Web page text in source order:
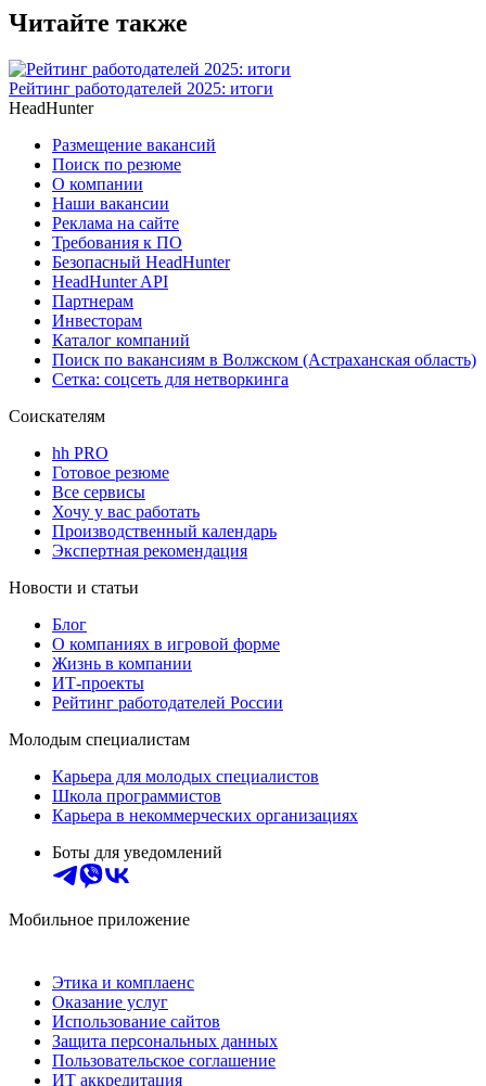
Читайте также
Рейтинг работодателей 2025: итоги
HeadHunter
Размещение вакансий
Поиск по резюме
О компании
Наши вакансии
Реклама на сайте
Требования к ПО
Безопасный HeadHunter
HeadHunter API
Партнерам
Инвесторам
Каталог компаний
Поиск по вакансиям в Волжском (Астраханская область)
Сетка: соцсеть для нетворкинга
Соискателям
hh PRO
Готовое резюме
Все сервисы
Хочу у вас работать
Производственный календарь
Экспертная рекомендация
Новости и статьи
Блог
О компаниях в игровой форме
Жизнь в компании
ИТ-проекты
Рейтинг работодателей России
Молодым специалистам
Карьера для молодых специалистов
Школа программистов
Карьера в некоммерческих организациях
Боты для уведомлений
Мобильное приложение
Этика и комплаенс
Оказание услуг
Использование сайтов
Защита персональных данных
Пользовательское соглашение
ИТ аккредитация